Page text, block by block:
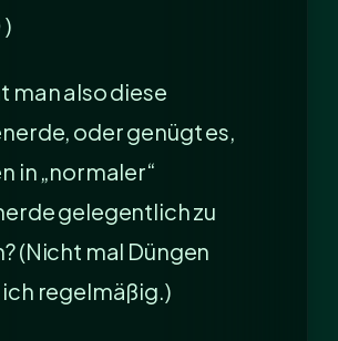
man also diese
oder genügt es,
in „normaler“
gelegentlich zu
(Nicht mal Düngen
regelmäßig.)